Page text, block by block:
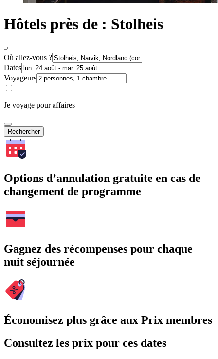
Hôtels près de : Stolheis
Où allez-vous ?
Dates
Voyageurs
Je voyage pour affaires
Rechercher
Options d’annulation gratuite en cas de
changement de programme
Gagnez des récompenses pour chaque
nuit séjournée
Économisez plus grâce aux Prix membres
Consultez les prix pour ces dates